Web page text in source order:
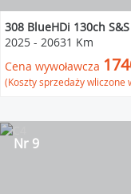
308 BlueHDi 130ch
2025 - 20631 Km
Cena wywoławcza
(Koszty sprzedaży wliczone
Nr 9